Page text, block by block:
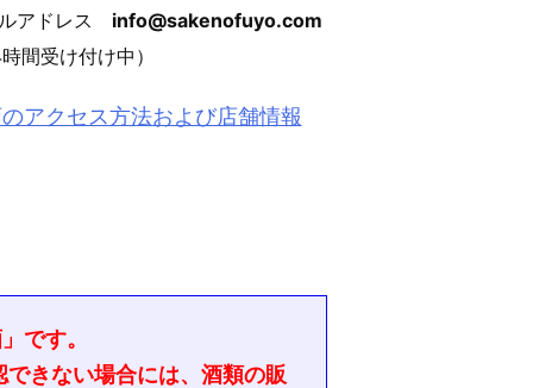
アドレス info@sakenofuyo.com
時間受け付け中）
アクセス方法および店舗情報
です。
きない場合には、酒類の販